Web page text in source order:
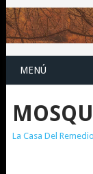
MENÚ
La Casa Del Remedio